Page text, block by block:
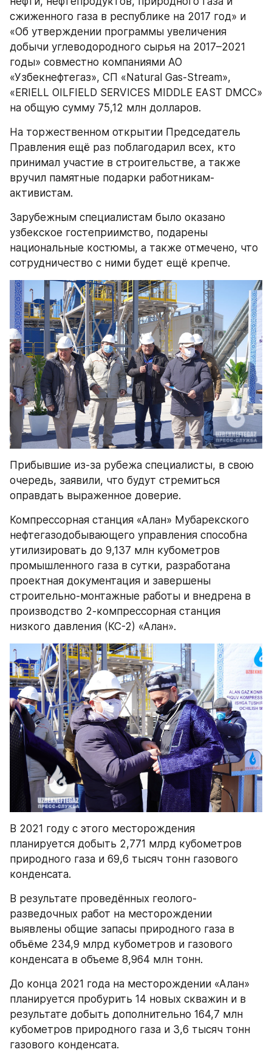
сжиженного газа в республике на 2017 год» и
«Об утверждении программы увеличения
добычи углеводородного сырья на 2017–2021
годы» совместно компаниями АО
«Узбекнефтегаз», СП «Natural Gas-Stream»,
«ERIELL OILFIELD SERVICES MIDDLE EAST DMCC»
на общую сумму 75,12 млн долларов.
На торжественном открытии Председатель
Правления ещё раз поблагодарил всех, кто
принимал участие в строительстве, а также
вручил памятные подарки работникам-
активистам.
Зарубежным специалистам было оказано
узбекское гостеприимство, подарены
национальные костюмы, а также отмечено, что
сотрудничество с ними будет ещё крепче.
Прибывшие из-за рубежа специалисты, в свою
очередь, заявили, что будут стремиться
оправдать выраженное доверие.
Компрессорная станция «Алан» Мубарекского
нефтегазодобывающего управления способна
утилизировать до 9,137 млн кубометров
промышленного газа в сутки, разработана
проектная документация и завершены
строительно-монтажные работы и внедрена в
производство 2-компрессорная станция
низкого давления (КС-2) «Алан».
В 2021 году с этого месторождения
планируется добыть 2,771 млрд кубометров
природного газа и 69,6 тысяч тонн газового
конденсата.
В результате проведённых геолого-
разведочных работ на месторождении
выявлены общие запасы природного газа в
объёме 234,9 млрд кубометров и газового
конденсата в объеме 8,964 млн тонн.
До конца 2021 года на месторождении «Алан»
планируется пробурить 14 новых скважин и в
результате добыть дополнительно 164,7 млн
кубометров природного газа и 3,6 тысяч тонн
газового конденсата.